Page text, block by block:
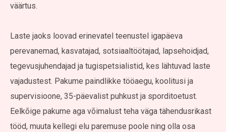
väärtus.
Laste jaoks loovad erinevatel teenustel igapäeva
perevanemad, kasvatajad, sotsiaaltöötajad, lapsehoidjad,
tegevusjuhendajad ja tugispetsialistid, kes lähtuvad laste
vajadustest. Pakume paindlikke tööaegu, koolitusi ja
supervisioone, 35-päevalist puhkust ja sporditoetust.
Eelkõige pakume aga võimalust teha väga tähendusrikast
tööd, muuta kellegi elu paremuse poole ning olla osa